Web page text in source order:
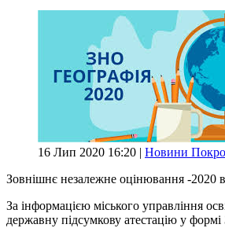
16 Лип 2020 16:20 | Новини
Зовнішнє незалежне оцінювання -2020
За інформацією міського управління
державну підсумкову атестацію у